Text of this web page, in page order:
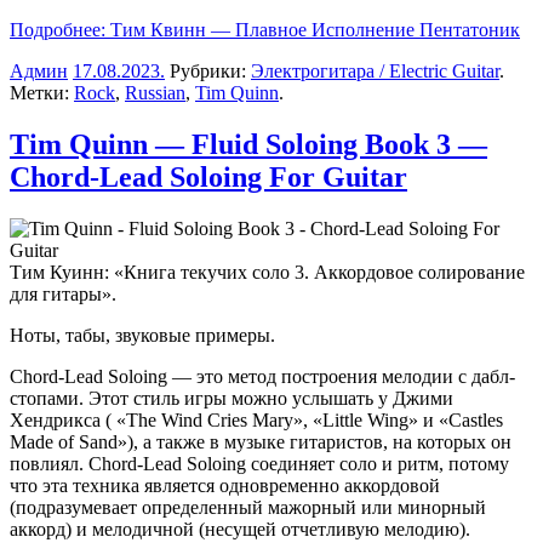
Подробнее: Тим Квинн — Плавное Исполнение Пентатоник
Админ 17.08.2023. Рубрики: Электрогитара / Electric Guitar.
Метки: Rock, Russian, Tim Quinn.
Tim Quinn — Fluid Soloing Book 3 —
Chord-Lead Soloing For Guitar
Тим Куинн: «Книга текучих соло 3. Аккордовое солирование
для гитары».
Ноты, табы, звуковые примеры.
Chord-Lead Soloing — это метод построения мелодии с дабл-
стопами. Этот стиль игры можно услышать у Джими
Хендрикса ( «The Wind Cries Mary», «Little Wing» и «Castles
Made of Sand»), а также в музыке гитаристов, на которых он
повлиял. Chord-Lead Soloing соединяет соло и ритм, потому
что эта техника является одновременно аккордовой
(подразумевает определенный мажорный или минорный
аккорд) и мелодичной (несущей отчетливую мелодию).